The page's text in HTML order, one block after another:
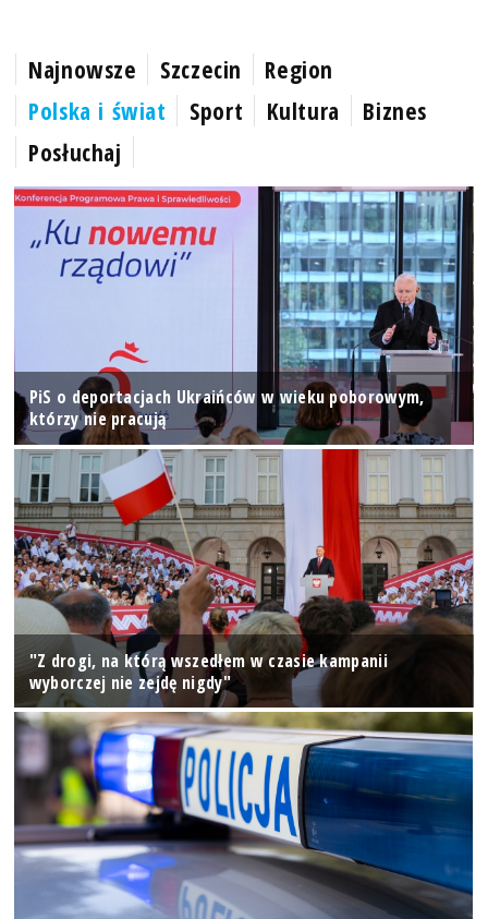
Najnowsze Szczecin
Region
Polska i świat
Sport Kultura
Biznes
Posłuchaj
PiS o deportacjach Ukraińców w wieku poborowym,
którzy nie pracują
"Z drogi, na którą wszedłem w czasie kampanii
wyborczej nie zejdę nigdy"